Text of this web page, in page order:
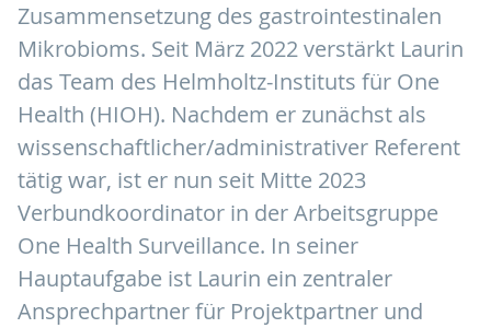
Zusammensetzung des gastrointestinalen
Mikrobioms. Seit März 2022 verstärkt Laurin
das Team des Helmholtz-Instituts für One
Health (HIOH). Nachdem er zunächst als
wissenschaftlicher/administrativer Referent
tätig war, ist er nun seit Mitte 2023
Verbundkoordinator in der Arbeitsgruppe
One Health Surveillance. In seiner
Hauptaufgabe ist Laurin ein zentraler
Ansprechpartner für Projektpartner und